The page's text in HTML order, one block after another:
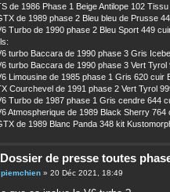
de 1986 Phase 1 Beige Antilope 102 Tissu
de 1989 phase 2 Bleu bleu de Prusse
Turbo de 1990 phase 2 Bleu Sport 449
turbo Baccara de 1990 phase 3 Gris
turbo Baccara de 1990 phase 3 Vert Tyrol
Limousine de 1985 phase 1 Gris 620 cuir
Courchevel de 1991 phase 2 Vert Tyrol
Turbo de 1987 phase 1 Gris cendre 644
Atmospherique de 1989 Black Sherry 764
de 1989 Blanc Panda 348 kit
de presse toutes
piemchien » 20 Déc 2021, 18:49